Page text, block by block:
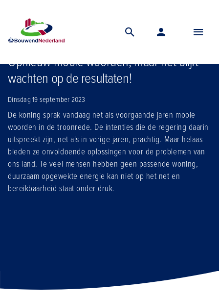
Nieuws
Opnieuw mooie woorden, maar het blijft
wachten op de resultaten!
Dinsdag 19 september 2023
De koning sprak vandaag net als voorgaande jaren mooie
woorden in de troonrede. De intenties die de regering daarin
uitspreekt zijn, net als in vorige jaren, prachtig. Maar helaas
bieden ze onvoldoende oplossingen voor de problemen van
ons land. Te veel mensen hebben geen passende woning,
duurzaam opgewekte energie kan niet op het net en
bereikbaarheid staat onder druk.